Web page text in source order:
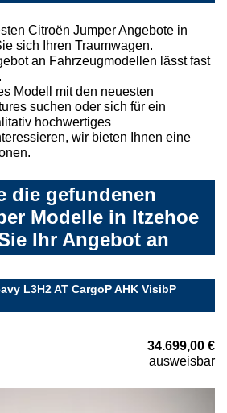
Citroën Jumper Angebote in
sich Ihren Traumwagen.
an Fahrzeugmodellen lässt fast
Modell mit den neuesten
suchen oder sich für ein
hochwertiges
wir bieten Ihnen eine
die gefundenen
Modelle in Itzehoe
Ihr Angebot an
L3H2 AT CargoP AHK VisibP
34.699,00 €
ausweisbar